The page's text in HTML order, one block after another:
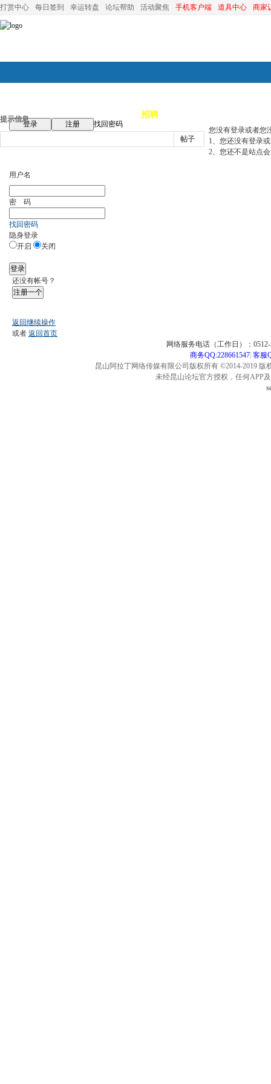
打赏中心 每日签到 幸运转盘 论坛帮助 活动聚焦 手机客户端 道具中心 商家
论坛首页 招聘
登录 注册
找回密码
帖子
提示信息
您没有登录或者您
1、您还没有登录
2、您还不是站点
用户名
密 码
找回密码
隐身登录
开启
关闭
登录
还没有帐号？
注册一个
返回继续操作
或者 返回首页
网络服务电话（工作日）：
商务QQ:228661547| 客服
昆山阿拉丁网络传媒有限公司版权所有 ©2014-2019
未经昆山论坛官方授权，任何APP